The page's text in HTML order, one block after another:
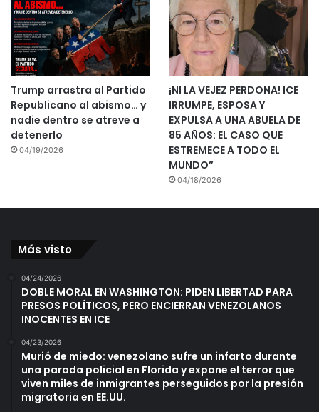
Trump arrastra al Partido
Republicano al abismo… y
nadie dentro se atreve a
detenerlo
04/19/2026
¡NI LA VEJEZ PERDONA! ICE
IRRUMPE, ESPOSA Y
EXPULSA A UNA ABUELA DE
85 AÑOS: EL CASO QUE
ESTREMECE A TODO EL
MUNDO”
04/18/2026
Más visto
04/24/2026
DOBLE MORAL EN WASHINGTON: PIDEN LIBERTAD PARA
PRESOS POLÍTICOS, PERO ENCIERRAN VENEZOLANOS
INOCENTES EN ICE
04/23/2026
Murió de miedo: venezolano sufre un infarto durante
una parada policial en Florida y expone el terror que
viven miles de inmigrantes perseguidos por la presión
migratoria en EE.UU.